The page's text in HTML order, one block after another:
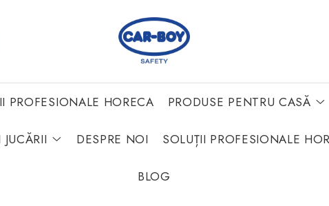
PROFESIONALE HORECA PRODUSE PENTRU CASĂ
JUCĂRII DESPRE NOI SOLUȚII PROFESIONALE
BLOG